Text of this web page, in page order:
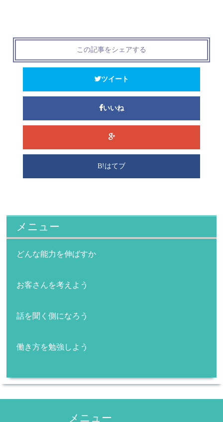
この記事をシェアする
ツイート
いいね
B!はてブ
メニュー
どんな能力を伸ばすか
お客さんを考えよう
話を聞く側になろう
働き方を勉強しよう
メニュー